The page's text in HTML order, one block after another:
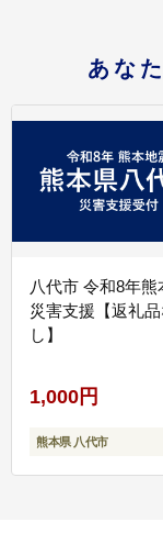
あな
八代市 令和8年熊
災害支援【返礼品
し】
1,000円
熊本県 八代市